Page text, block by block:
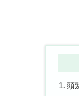
頭